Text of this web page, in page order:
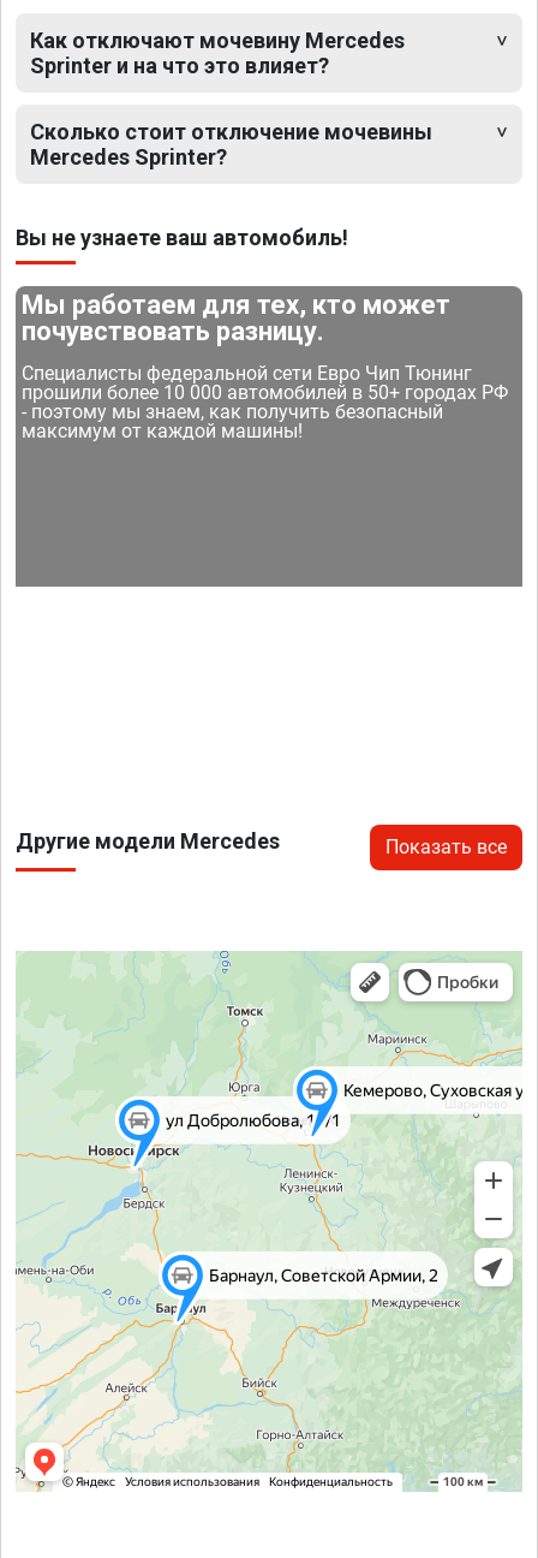
Как отключают мочевину Mercedes
Sprinter и на что это влияет?
Сколько стоит отключение мочевины
Mercedes Sprinter?
Вы не узнаете ваш автомобиль!
Мы работаем для тех, кто может
почувствовать разницу.
Специалисты федеральной сети Евро Чип Тюнинг
прошили более 10 000 автомобилей в 50+ городах РФ
- поэтому мы знаем, как получить безопасный
максимум от каждой машины!
Другие модели Mercedes Показать все